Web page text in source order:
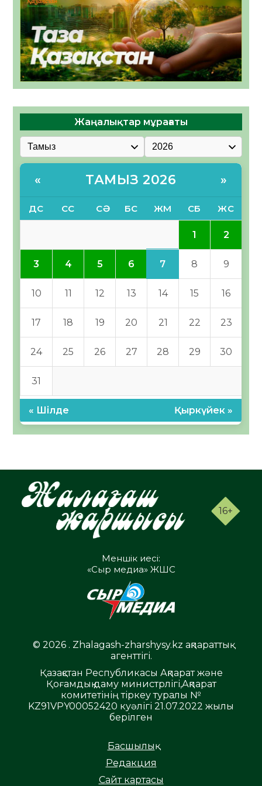
Жаңалықтар мұрағаты
« ТАМЫЗ 2026 »
ДС СС СӘ БС ЖМ СБ ЖС
1 2
3 4 5 6 7 8 9
10 11 12 13 14 15 16
17 18 19 20 21 22 23
24 25 26 27 28 29 30
31
« Шілде Қыркүйек »
16+
Меншік иесі:
«Сыр медиа» ЖШС
© 2026 . Zhalagash-zharshysy.kz ақпараттық
агенттігі.
Қазақстан Республикасы Ақпарат және
Қоғамдық даму министрлігі,Ақпарат
комитетінің тіркеу туралы №
KZ91VPY00052420 куәлігі 21.07.2022 жылы
берілген
Басшылық
Редакция
Сайт картасы